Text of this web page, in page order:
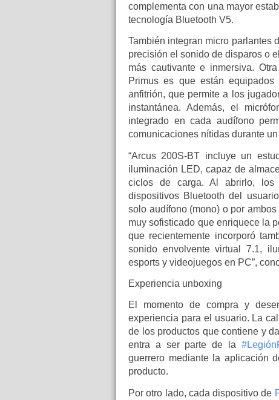
complementa con una mayor
tecnología Bluetooth V5.
También integran micro parlantes
precisión el sonido de disparos o
más cautivante e inmersiva.
Primus es que están
anfitrión, que permite a los
instantánea. Además, el
integrado en cada audífono
comunicaciones nítidas durante un
“Arcus 200S-BT incluye un
iluminación LED, capaz de
ciclos de carga. Al abrirlo, los
dispositivos Bluetooth del
solo audífono (mono) o por
muy sofisticado que enriquece la
que recientemente incorporó
sonido envolvente virtual 7.1,
esports y videojuegos en PC”,
Experiencia unboxing
El momento de compra y
experiencia para el usuario. La
de los productos que contiene y
entra a ser parte de la
guerrero mediante la aplicación
producto.
Por otro lado, cada dispositivo de